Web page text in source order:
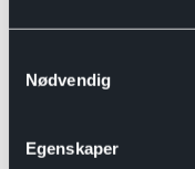
Nødvendig
Egenskaper